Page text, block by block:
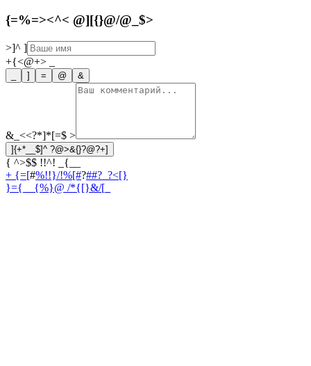
{=%=><^< @][{}@/@_$>
>]^ ]
+{<@+>
] = @ &
&_<<?*]*[=$ >
]{+*__$]^ ?@>&{}?@?+]
{ ^>$$ !!^! _{__
+ {=[#%!!}/!%[#?##?_?<[}
}={__{%}@ /*{[}&/[_